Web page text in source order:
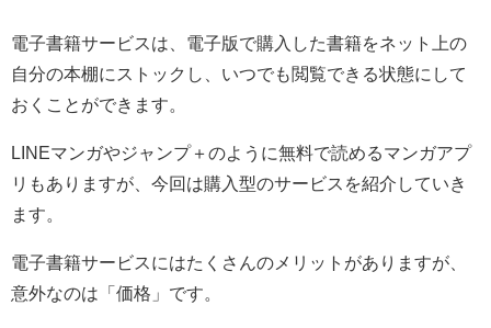
電子書籍サービスは、電子版で購入した書籍をネット上の
自分の本棚にストックし、いつでも閲覧できる状態にして
おくことができます。
LINEマンガやジャンプ＋のように無料で読めるマンガアプ
リもありますが、今回は購入型のサービスを紹介していき
ます。
電子書籍サービスにはたくさんのメリットがありますが、
意外なのは「価格」です。